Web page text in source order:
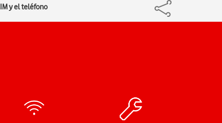
y el teléfono